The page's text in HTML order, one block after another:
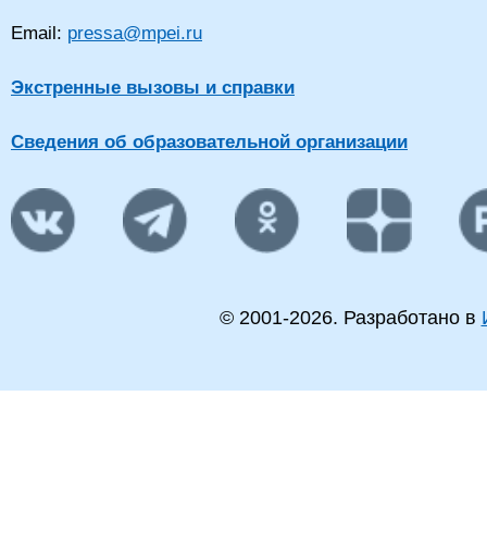
Email: pressa@mpei.ru
Экстренные вызовы и справки
Сведения об образовательной организации
© 2001-2026. Разработано в